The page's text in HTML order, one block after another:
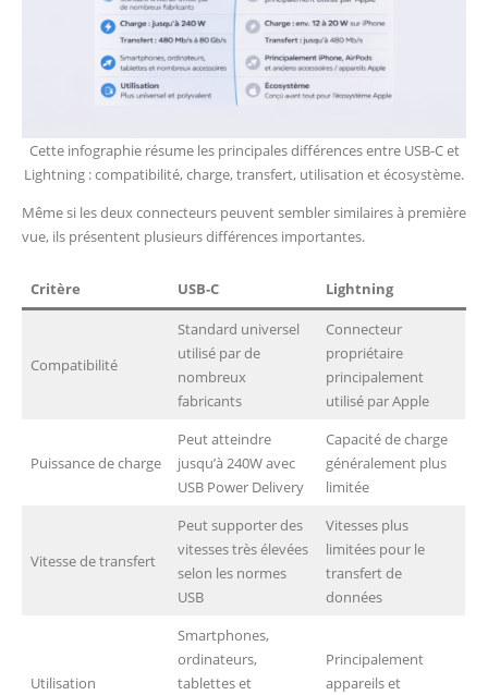
Cette infographie résume les principales différences entre USB-C et
Lightning : compatibilité, charge, transfert, utilisation et écosystème.
Même si les deux connecteurs peuvent sembler similaires à première
vue, ils présentent plusieurs différences importantes.
Critère USB-C Lightning
Compatibilité
Standard universel
utilisé par de
nombreux
fabricants
Connecteur
propriétaire
principalement
utilisé par Apple
Puissance de charge
Peut atteindre
jusqu’à 240W avec
USB Power Delivery
Capacité de charge
généralement plus
limitée
Vitesse de transfert
Peut supporter des
vitesses très élevées
selon les normes
USB
Vitesses plus
limitées pour le
transfert de
données
Utilisation
Smartphones,
ordinateurs,
tablettes et
Principalement
appareils et